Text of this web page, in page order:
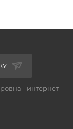
- интернет-